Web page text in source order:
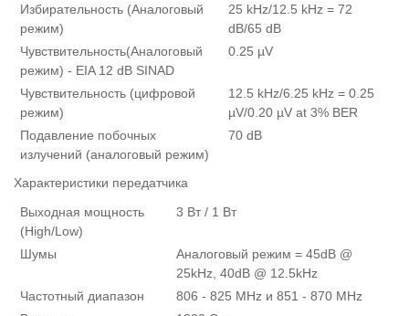
Избирательность (Аналоговый
режим)
25 kHz/12.5 kHz = 72
dB/65 dB
Чувствительность(Аналоговый
режим) - EIA 12 dB SINAD
0.25 µV
Чувствительность (цифровой
режим)
12.5 kHz/6.25 kHz = 0.25
µV/0.20 µV at 3% BER
Подавление побочных
излучений (аналоговый режим)
70 dB
Характеристики передатчика
Выходная мощность
(High/Low)
3 Вт / 1 Вт
Шумы
Аналоговый режим = 45dB @
25kHz, 40dB @ 12.5kHz
Частотный диапазон
806 - 825 MHz и 851 - 870 MHz